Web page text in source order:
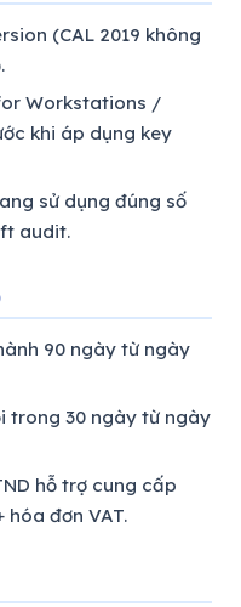
(CAL 2019 không
Workstations /
khi áp dụng key
sử dụng đúng số
audit.
90 ngày từ ngày
trong 30 ngày từ ngày
hỗ trợ cung cấp
hóa đơn VAT.